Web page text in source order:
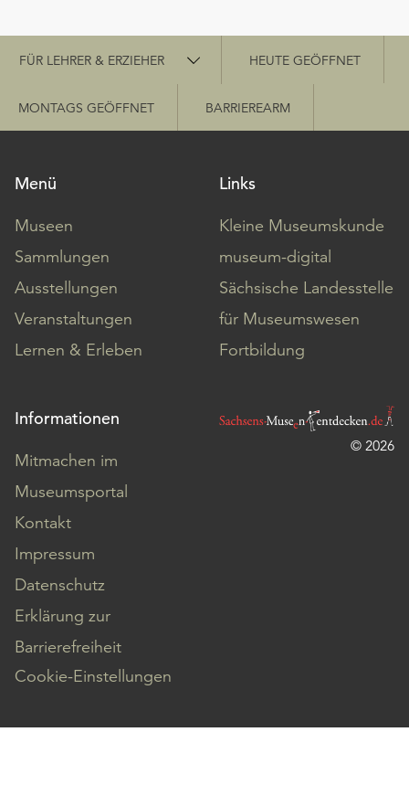
Schnellzugriff
FÜR LEHRER & ERZIEHER HEUTE GEÖFFNET
MONTAGS GEÖFFNET BARRIEREARM
Menü
Museen
Sammlungen
Ausstellungen
Veranstaltungen
Lernen & Erleben
Links
Kleine Museumskunde
museum-digital
Sächsische Landesstelle
für Museumswesen
Fortbildung
Informationen
Mitmachen im
Museumsportal
Kontakt
Impressum
Datenschutz
Erklärung zur
Barrierefreiheit
Cookie-Einstellungen
© 2026